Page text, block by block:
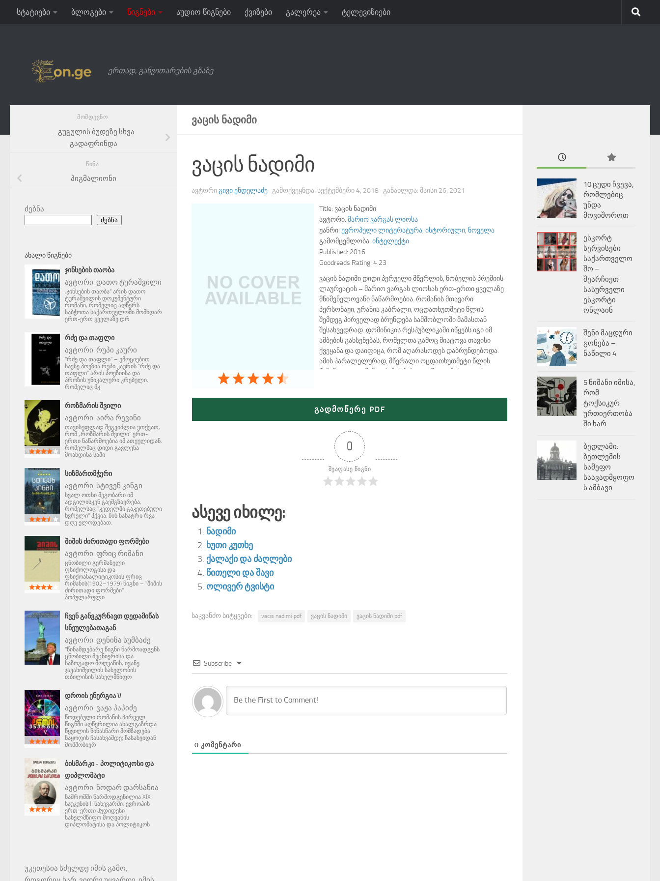
Skip to content
სტატიები ბლოგები წიგნები აუდიო წიგნები ქვიზები გალერეა ტელევიზიები
ერთად, განვითარების გზაზე
ᲕᲐᲪᲘᲡ ᲜᲐᲓᲘᲛᲘ
ვაცის ნადიმი
ᲐᲕᲢᲝᲠᲘᲒᲘᲕᲘ ᲔᲜᲓᲔᲚᲐᲫᲔ · ᲒᲐᲛᲝᲥᲕᲔᲧᲜᲓᲐ: ᲡᲔᲥᲢᲔᲛᲑᲔᲠᲘ 4, 2018 · ᲒᲐᲜᲐᲮᲚᲓᲐ: ᲛᲐᲘᲡᲘ 26, 2021
Title: ვაცის ნადიმი
ავტორი: მარიო ვარგას ლიოსა
ჟანრი: ევროპული ლიტერატურა, ისტორიული, ნოველა
გამომცემლობა: ინტელექტი
Published: 2016
Goodreads Rating: 4.23
ვაცის ნადიმი დიდი პერუელი მწერლის, ნობელის პრემიის
ლაურეატის – მარიო ვარგას ლიოსას ერთ-ერთი ყველაზე
მნიშვნელოვანი ნაწარმოებია. რომანის მთავარი
პერსონაჟი, ურანია კაბრალი, ოცდათხუთმეტი წლის
შემდეგ პირველად ბრუნდება სამშობლოში მამასთან
შესახვედრად. დომინიკის რესპუბლიკაში იწყებს იგი იმ
ამბების გახსენებას, რომელთა გამოც მიატოვა თავისი
ქვეყანა და დაიფიცა, რომ აღარასოდეს დაბრუნდებოდა.
ამის პარალელურად, მწერალი ოცდათხუთმეტი წლის
წინანდელ დომინიკის რესპუბლიკაში – ტრუხილიოს
თარგმნა ლანა კალანდიამ რედაქტორები:…
გადმოწერე PDF
0
შეაფასე წიგნი
Ასევე Იხილე:
ნადიმი
ხუთი კუთხე
ქალაქი და ძაღლები
წითელი და შავი
ოლივერ ტვისტი
საკვანძო სიტყვები: vacis nadimi pdf ვაცის ნადიმი ვაცის ნადიმი pdf
Subscribe
0 ᲙᲝᲛᲔᲜᲢᲐᲠᲘ
ᲛᲝᲛᲓᲔᲕᲜᲝ
…გუგულის ბუდეზე სხვა
გადაფრინდა
ᲬᲘᲜᲐ
პიგმალიონი
ძებნა
ძებნა
ᲐᲮᲐᲚᲘ ᲬᲘᲒᲜᲔᲑᲘ
ᲯᲘᲜᲡᲔᲑᲘᲡ ᲗᲐᲝᲑᲐ
ავტორი: დათო ტურაშვილი
„ჯინსების თაობა“ არის დათო
ტურაშვილის დოკუმენტური
რომანი, რომელიც აღწერს
საბჭოთა საქართველოში მომხდარ
ერთ-ერთ ყველაზე დრ
ᲠᲫᲔ ᲓᲐ ᲗᲐᲤᲚᲘ
ავტორი: რუპი კაური
"რძე და თაფლი" – ემოციებით
სავსე პოეზია რუპი კაურის "რძე და
თაფლი" არის პოეზიისა და
პროზის უნიკალური კრებული,
რომელიც მკ
ᲠᲝᲖᲛᲐᲠᲘᲡ ᲨᲕᲘᲚᲘ
ავტორი: აირა რევინი
თავისუფლად შეგვიძლია ვთქვათ,
რომ „როზმარის შვილი" ერთ-
ერთი ნაწარმოებია იმ ათეულიდან,
რომელმაც დიდი გავლენა
მოახდინა საში
ᲡᲘᲖᲛᲐᲠᲗᲛᲭᲔᲠᲘ
ავტორი: სტივენ კინგი
ხვალ ოთხი მეგობარი იმ
ადგილისკენ გაემგზავრება,
რომელსაც "კედელში გაკეთებული
ხვრელი" ჰქვია. წინ ნანატრი რვა
დღე ელოდებათ.
ᲨᲘᲨᲘᲡ ᲫᲘᲠᲘᲗᲐᲓᲘ ᲤᲝᲠᲛᲔᲑᲘ
ავტორი: ფრიც რიმანი
ცნობილი გერმანელი
ფსიქოლოგისა და
ფსიქოანალიტიკოსის ფრიც
რიმანის(1902–1979) წიგნი – "შიშის
ძირითადი ფორმები" .
პოპულარული
ᲩᲕᲔᲜ ᲒᲐᲜᲕᲙᲣᲠᲜᲐᲕᲗ ᲓᲔᲓᲐᲛᲘᲬᲐᲡ
ᲡᲜᲔᲣᲚᲔᲑᲐᲗᲐᲒᲐᲜ
ავტორი: დენიზა სუმბაძე
"წინამდებარე წიგნი წარმოადგენს
ცნობილი მეცნიერისა და
საზოგადო მოღვაწის, ივანე
ჯავახიშვილის სახელობის
თბილისის სახელმწიფო
ᲓᲠᲝᲘᲡ ᲔᲜᲔᲠᲒᲘᲐ V
ავტორი: ვაჟა პაპიძე
წოდებული რომანის პირველ
წიგნში აღწერილია ახალგაზრდა
წყვილის წინასწარი მომზადება
ნაყოფის ჩასახვამდე; ჩასახვიდან
მომშობიერ
ᲑᲘᲡᲛᲐᲠᲙᲘ - ᲞᲝᲚᲘᲢᲘᲙᲝᲡᲘ ᲓᲐ
ᲓᲘᲞᲚᲝᲛᲐᲢᲘ
ავტორი: ნოდარ დარსანია
ნაშრომში წარმოდგენილია XIX
საუკუნის II ნახევარში, ევროპის
ერთ-ერთი პუდიდესი
სახელმწიფო მოღვაწის
დიპლომატისა და პოლიტიკოს
უკეთესია სძულდე იმის გამო,
10 ცუდი ჩვევა,
რომლებიც
უნდა
მოვიშოროთ
ესკორტ
სერვისები
საქართველო
შო –
შეარჩიეთ
სასურველი
ესკორტი
ონლაინ
შენი მაცდური
გონება –
ნაწილი 4
5 ნიშანი იმისა,
რომ
ტოქსიკურ
ურთიერთობა
ში ხარ
ბედლამი:
ბეთლემის
სამეფო
საავადმყოფო
ს ამბავი